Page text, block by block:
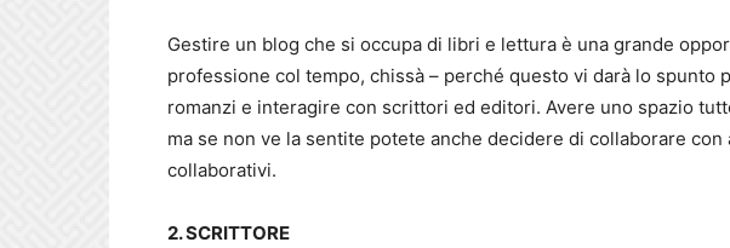
Gestire un blog che si occupa di libri e lettura è una grande
professione col tempo, chissà – perché questo vi darà lo spunto
romanzi e interagire con scrittori ed editori. Avere uno spazio
ma se non ve la sentite potete anche decidere di collaborare
collaborativi.
2. SCRITTORE